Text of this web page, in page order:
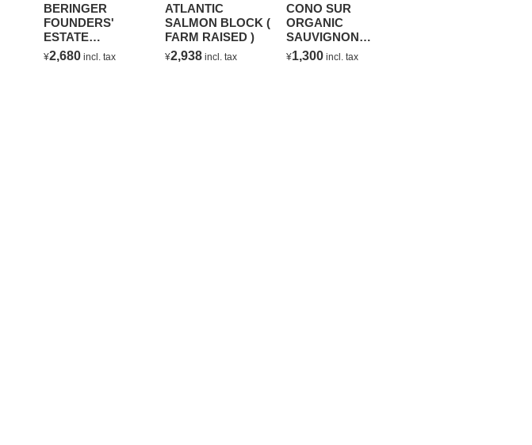
BERINGER
FOUNDERS'
ESTATE
CHARDONNAY
¥2,680 incl. tax
ATLANTIC
SALMON BLOCK (
FARM RAISED )
¥2,938 incl. tax
CONO SUR
ORGANIC
SAUVIGNON
BLANC
¥1,300 incl. tax